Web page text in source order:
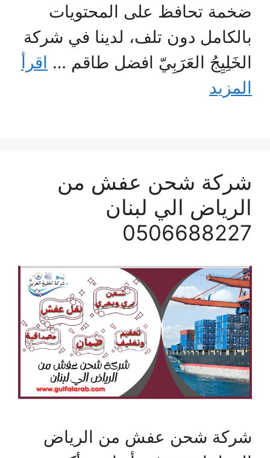
ضخمة تحافظ على المحتويات
بالكامل دون تلف، لدينا في شركة
الخَلِيِجُ العَرَبِيّ افضل طاقم … اقرأ
المزيد
شركة شحن عفش من
الرياض الي لبنان
0506688227
شركة شحن عفش من الرياض